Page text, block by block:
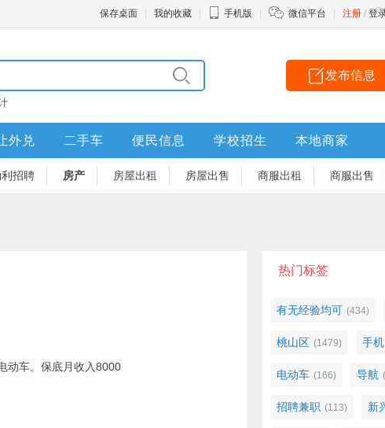
注册 / 登
保存桌面 我的收藏 手机版 微信平台
发布信息
外兑 二手车 便民信息 学校招生 本地商家
招聘 房产 房屋出租 房屋出售 商服出租 商服出售
动车。保底月收入8000
热门标签
有无经验均可 (434)
桃山区 (1479) 手机
电动车 (166) 导航
招聘兼职 (113) 新